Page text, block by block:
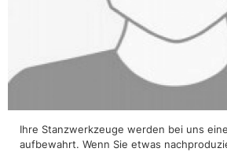
Ihre Stanzwerkzeuge werden bei uns
aufbewahrt. Wenn Sie etwas